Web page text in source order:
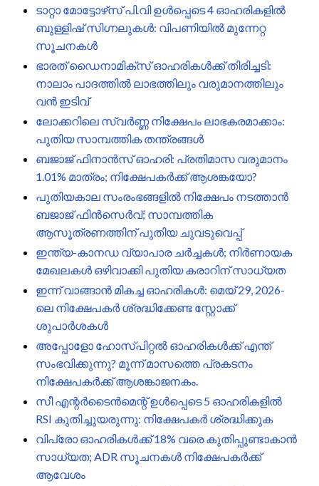
ടാറ്റാ മോട്ടോഴ്‌സ് പി.വി ഉൾപ്പെടെ 4 ഓഹരികളിൽ
ബുള്ളിഷ് സിഗ്നലുകൾ: വിപണിയിൽ മുന്നേറ്റ
സൂചനകൾ
ഭാരത് ഡൈനാമിക്സ് ഓഹരികൾക്ക് തിരിച്ചടി:
നാലാം പാദത്തിൽ ലാഭത്തിലും വരുമാനത്തിലും
വൻ ഇടിവ്
ലോക്കറിലെ സ്വർണ്ണ നിക്ഷേപം ലാഭകരമാക്കാം:
പുതിയ സാമ്പത്തിക തന്ത്രങ്ങൾ
ബജാജ് ഫിനാൻസ് ഓഹരി: പ്രതിമാസ വരുമാനം
1.01% മാത്രം; നിക്ഷേപകർക്ക് ആശങ്കയോ?
പുതിയകാല സംരംഭങ്ങളിൽ നിക്ഷേപം നടത്താൻ
ബജാജ് ഫിൻസെർവ്; സാമ്പത്തിക
ആസൂത്രണത്തിന് പുതിയ ചുവടുവെപ്പ്
ഇന്ത്യ-കാനഡ വ്യാപാര ചർച്ചകൾ; നിർണായക
മേഖലകൾ ഒഴിവാക്കി പുതിയ കരാറിന് സാധ്യത
ഇന്ന് വാങ്ങാൻ മികച്ച ഓഹരികൾ: മെയ് 29, 2026-
ലെ നിക്ഷേപകർ ശ്രദ്ധിക്കേണ്ട സ്റ്റോക്ക്
ശുപാർശകൾ
അപ്പോളോ ഹോസ്പിറ്റൽ ഓഹരികൾക്ക് എന്ത്
സംഭവിക്കുന്നു? മൂന്ന് മാസത്തെ പ്രകടനം
നിക്ഷേപകർക്ക് ആശങ്കാജനകം.
സീ എന്റർടൈൻമെന്റ് ഉൾപ്പെടെ 5 ഓഹരികളിൽ
RSI കുതിച്ചുയരുന്നു: നിക്ഷേപകർ ശ്രദ്ധിക്കുക
വിപ്രോ ഓഹരികൾക്ക് 18% വരെ കുതിപ്പുണ്ടാകാൻ
സാധ്യത; ADR സൂചനകൾ നിക്ഷേപകർക്ക്
ആവേശം